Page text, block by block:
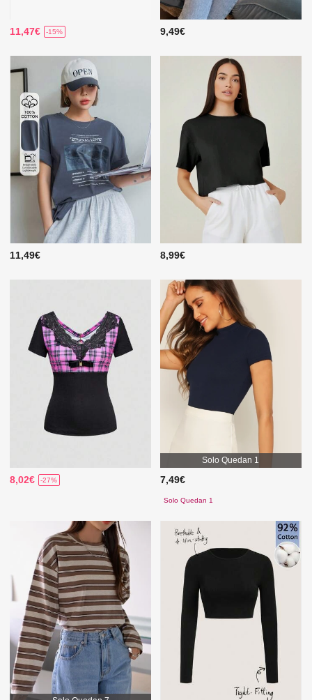
11,47€ -15% 9,49€
11,49€ 8,99€
8,02€ -27%
Solo Quedan 1
7,49€
Solo Quedan 1